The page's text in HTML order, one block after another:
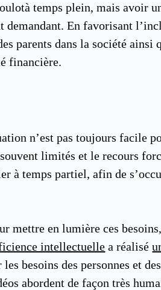
temps plein, mais avoir
En favorisant
parents dans la société ainsi
financière.
n’est pas toujours facile
limités et le recours
temps partiel, afin de
mettre en lumière ces
intellectuelle a réalisé
les besoins des personnes et
abordent de façon très